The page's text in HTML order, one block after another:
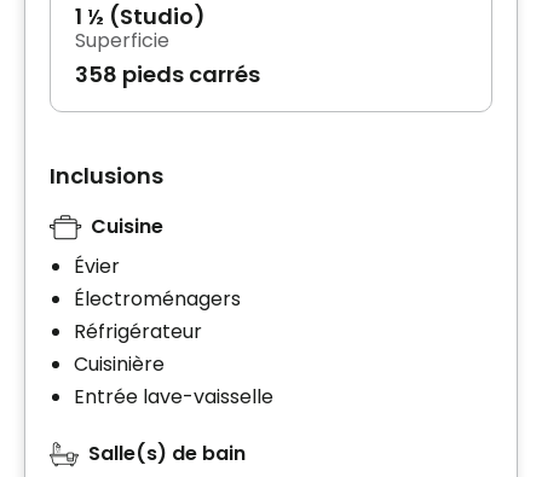
1 ½ (Studio)
Superficie
358 pieds carrés
Inclusions
Cuisine
Évier
Électroménagers
Réfrigérateur
Cuisinière
Entrée lave-vaisselle
Salle(s) de bain